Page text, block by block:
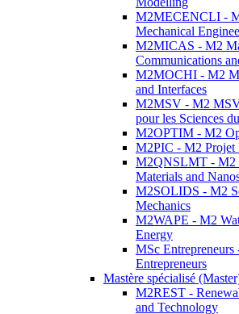
M2MECENCLI -
Mechanical
M2MICAS - M2
Communications
M2MOCHI - M2
and Interfaces
M2MSV - M2
pour les Sciences
M2OPTIM - M2
M2PIC - M2 Projet
M2QNSLMT - M2
Materials and
M2SOLIDS - M2
Mechanics
M2WAPE - M2
Energy
MSc
Entrepreneurs
Mastère spécialisé
M2REST -
and Technology